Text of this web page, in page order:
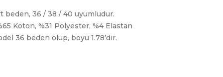
beden, 36 / 38 / 40 uyumludur.
Koton, %31 Polyester, %4 Elastan
36 beden olup, boyu 1.78’dir.